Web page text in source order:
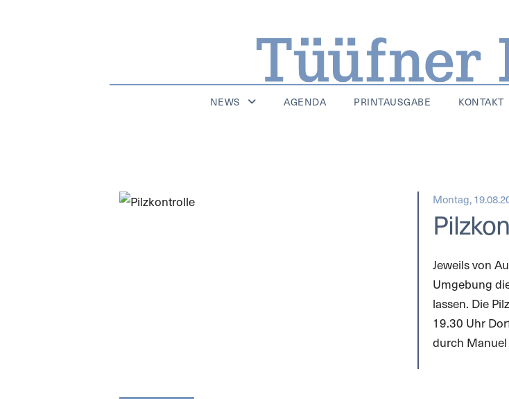
NEWS AGENDA PRINTAUSGABE KONTAKT
Montag,
Jeweils von
Umgebung
lassen. Die
19.30 Uhr
durch Manuel